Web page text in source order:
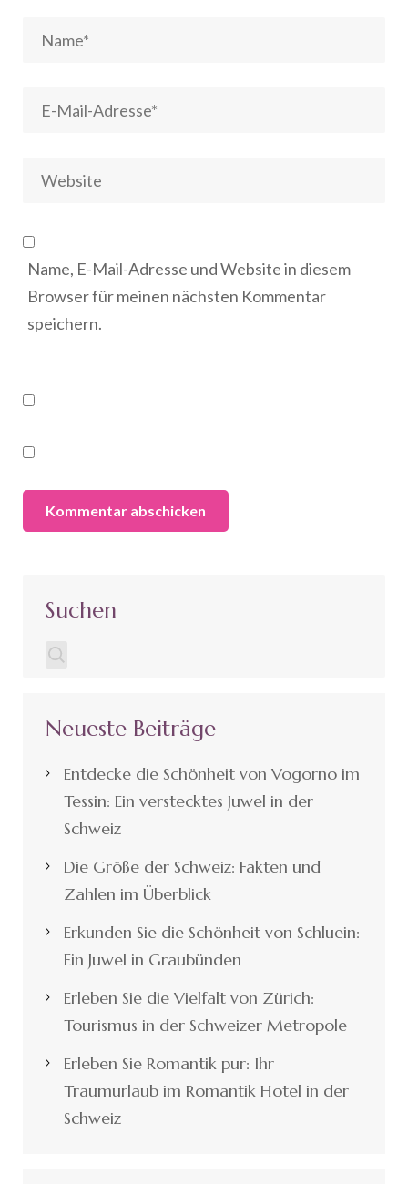
Name, E-Mail-Adresse und Website in diesem
Browser für meinen nächsten Kommentar
speichern.
Suchen
Neueste Beiträge
Entdecke die Schönheit von Vogorno im
Tessin: Ein verstecktes Juwel in der
Schweiz
Die Größe der Schweiz: Fakten und
Zahlen im Überblick
Erkunden Sie die Schönheit von Schluein:
Ein Juwel in Graubünden
Erleben Sie die Vielfalt von Zürich:
Tourismus in der Schweizer Metropole
Erleben Sie Romantik pur: Ihr
Traumurlaub im Romantik Hotel in der
Schweiz